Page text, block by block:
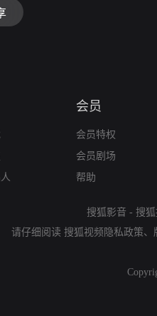
会员
会员特权
会员剧场
帮助
搜狐影音 - 搜
请仔细阅读 搜狐视频隐私政策、